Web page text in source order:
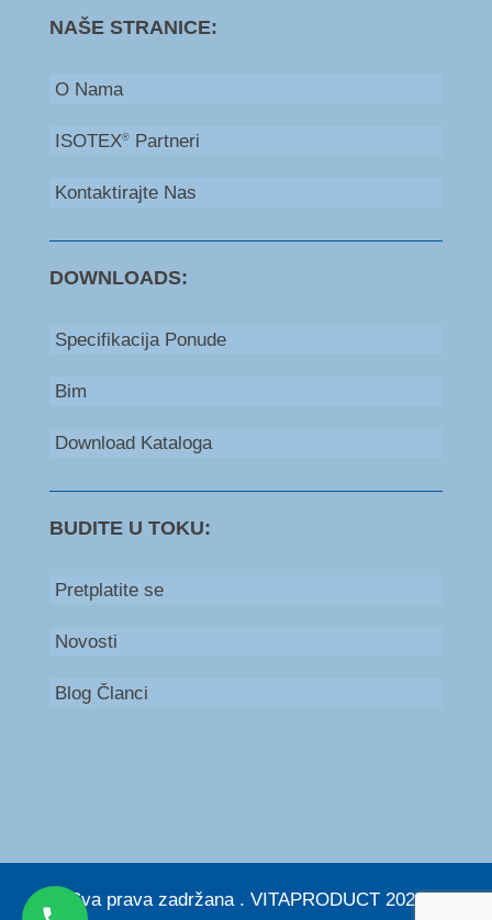
NAŠE STRANICE:
O Nama
ISOTEX®Partneri
Kontaktirajte Nas
DOWNLOADS:
Specifikacija Ponude
Bim
Download Kataloga
BUDITE U TOKU:
Pretplatite se
Novosti
Blog Članci
© Sva prava zadržana . VITAPRODUCT 2026. |